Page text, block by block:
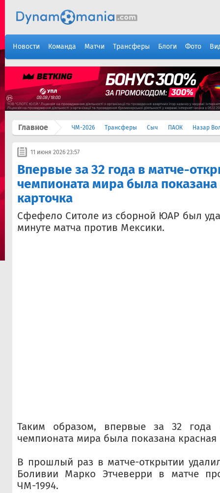
Новости Команда Матчи Трансферы Блоги Фото
Главное ЧМ-2026 Трансферы Сыч ПАОК Назар
11 июня 2026 23:57
Впервые за 32 года в матче-
чемпионата мира была показана
карточка
Сфефело Ситоле из сборной ЮАР был
минуте матча против Мексики.
Таким образом, впервые за 32 года
чемпионата мира была показана красная
В прошлый раз в матче-открытии
Боливии Марко Этчеверри в матче
ЧМ-1994.